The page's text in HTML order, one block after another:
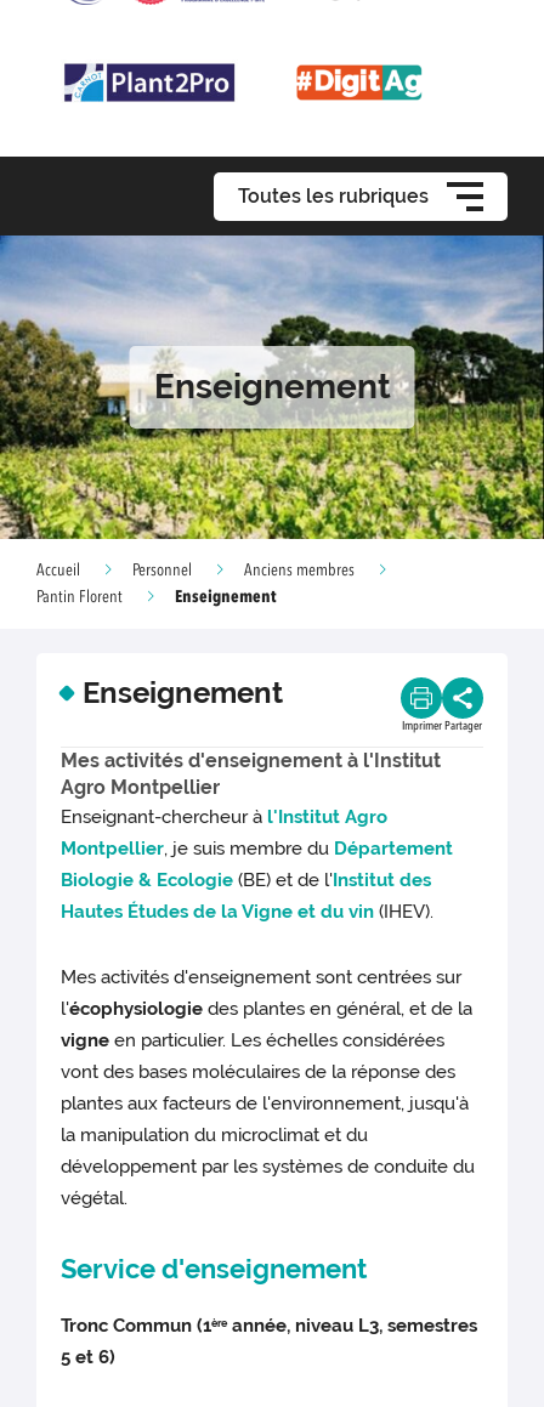
Toutes les rubriques
Enseignement
Accueil Personnel
Anciens membres
Pantin Florent
Enseignement
Enseignement
Imprimer Partager
Mes activités d'enseignement à l'Institut
Agro Montpellier
Enseignant-chercheur àl'Institut Agro
Montpellier, je suis membre du Département
Biologie & Ecologie (BE) et de l'Institut des
Hautes Études de la Vigne et du vin (IHEV).
Mes activités d'enseignement sont centrées sur
l'écophysiologie des plantes en général, et de la
vigne en particulier. Les échelles considérées
vont des bases moléculaires de la réponse des
plantes aux facteurs de l'environnement, jusqu'à
la manipulation du microclimat et du
développement par les systèmes de conduite du
végétal.
Service d'enseignement
Tronc Commun (1èreannée, niveau L3, semestres
5 et 6)